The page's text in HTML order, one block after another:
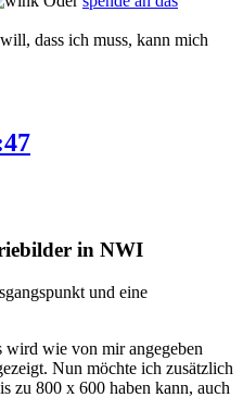
dass ich muss, kann mich
in NWI
und eine
wie von mir angegeben
Nun möchte ich zusätzlich
zu 800 x 600 haben kann, auch